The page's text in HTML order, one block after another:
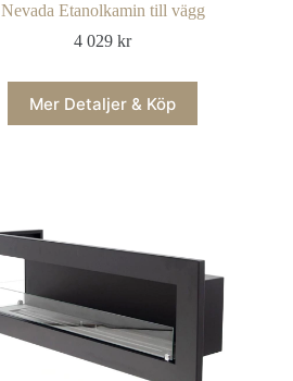
Nevada Etanolkamin till vägg
4 029kr
Mer Detaljer & Köp